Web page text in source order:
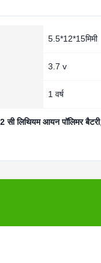
5.5*12*15मिमी
3.7 v
1 वर्ष
सी लिथियम आयन पॉलिमर बैटरी,